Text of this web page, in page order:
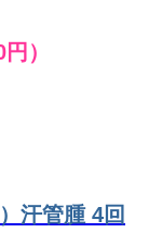
）
汗管腫 4回